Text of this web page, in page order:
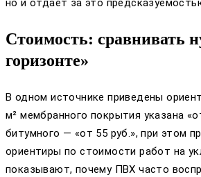
но и отдаёт за это
Стоимость: сравнивать
горизонте»
В одном источнике приведены
м² мембранного покрытия указана
битумного — «от 55 руб.», при этом
ориентиры по стоимости работ на
показывают, почему ПВХ часто